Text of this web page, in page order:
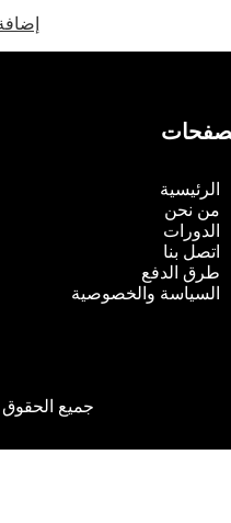
الرئيسية
من نحن
الدورات
اتصل بنا
طرق الدفع
السياسة والخصوصية
جميع